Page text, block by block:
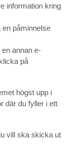
information kring
påminnelse
annan e-
på
högst upp i
där du fyller i ett
vill ska skicka ut